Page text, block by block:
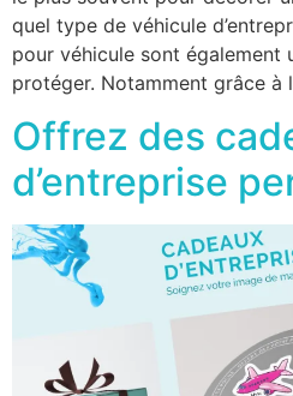
quel type de véhicule
pour véhicule sont également
protéger. Notamment grâce à
Offrez des
d’entreprise